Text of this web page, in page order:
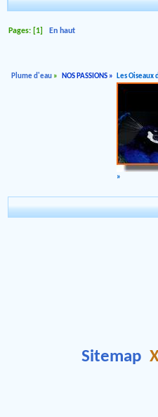
Pages: [1] En haut
Plume d'eau » NOS PASSIONS» Les Oiseaux
»
Sitemap